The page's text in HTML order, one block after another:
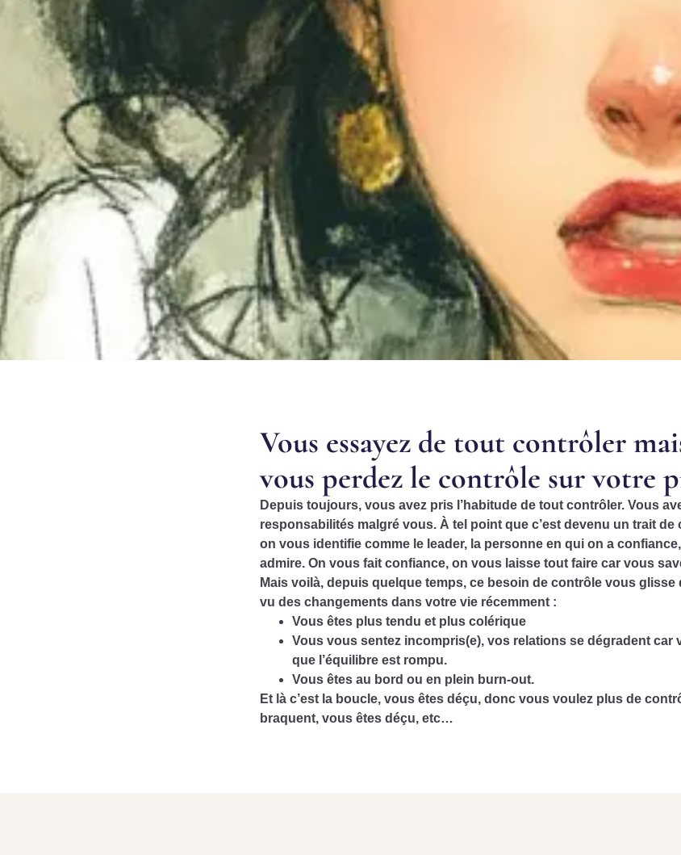
Vous essayez de tout contrôler
vous perdez le contrôle sur votre
Depuis toujours, vous avez pris l’habitude de tout contrôler. Vous
responsabilités malgré vous. À tel point que c’est devenu un trait de
on vous identifie comme le leader, la personne en qui on a
admire. On vous fait confiance, on vous laisse tout faire car vous
Mais voilà, depuis quelque temps, ce besoin de contrôle vous glisse
vu des changements dans votre vie récemment :
Vous êtes plus tendu et plus colérique
Vous vous sentez incompris(e), vos relations se dégradent car
que l’équilibre est rompu.
Vous êtes au bord ou en plein burn-out.
Et là c’est la boucle, vous êtes déçu, donc vous voulez plus de
braquent, vous êtes déçu, etc…